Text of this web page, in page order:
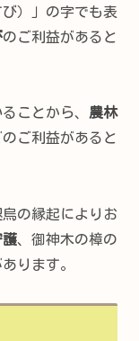
）」の字でも表
のご利益があると
ことから、 農林
ご利益があると
の縁起によりお
護、御神木の樟の
ります。